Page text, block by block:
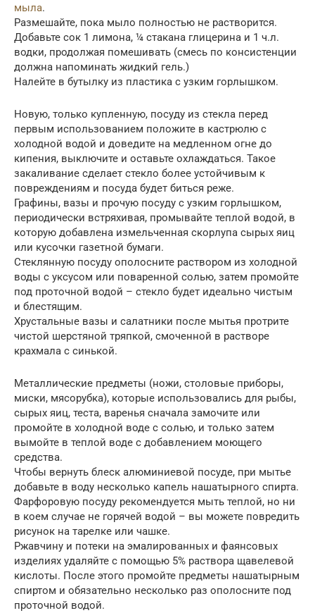
мыла.
Размешайте, пока мыло полностью не растворится.
Добавьте сок 1 лимона, ¼ стакана глицерина и 1 ч.л.
водки, продолжая помешивать (смесь по консистенции
должна напоминать жидкий гель.)
Налейте в бутылку из пластика с узким горлышком.
Новую, только купленную, посуду из стекла перед
первым использованием положите в кастрюлю с
холодной водой и доведите на медленном огне до
кипения, выключите и оставьте охлаждаться. Такое
закаливание сделает стекло более устойчивым к
повреждениям и посуда будет биться реже.
Графины, вазы и прочую посуду с узким горлышком,
периодически встряхивая, промывайте теплой водой, в
которую добавлена измельченная скорлупа сырых яиц
или кусочки газетной бумаги.
Стеклянную посуду ополосните раствором из холодной
воды с уксусом или поваренной солью, затем промойте
под проточной водой – стекло будет идеально чистым
и блестящим.
Хрустальные вазы и салатники после мытья протрите
чистой шерстяной тряпкой, смоченной в растворе
крахмала с синькой.
Металлические предметы (ножи, столовые приборы,
миски, мясорубка), которые использовались для рыбы,
сырых яиц, теста, варенья сначала замочите или
промойте в холодной воде с солью, и только затем
вымойте в теплой воде с добавлением моющего
средства.
Чтобы вернуть блеск алюминиевой посуде, при мытье
добавьте в воду несколько капель нашатырного спирта.
Фарфоровую посуду рекомендуется мыть теплой, но ни
в коем случае не горячей водой – вы можете повредить
рисунок на тарелке или чашке.
Ржавчину и потеки на эмалированных и фаянсовых
изделиях удаляйте с помощью 5% раствора щавелевой
кислоты. После этого промойте предметы нашатырным
спиртом и обязательно несколько раз ополосните под
проточной водой.